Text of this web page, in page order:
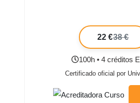
22 €38 €
100h • 4 créditos
Certificado oficial por